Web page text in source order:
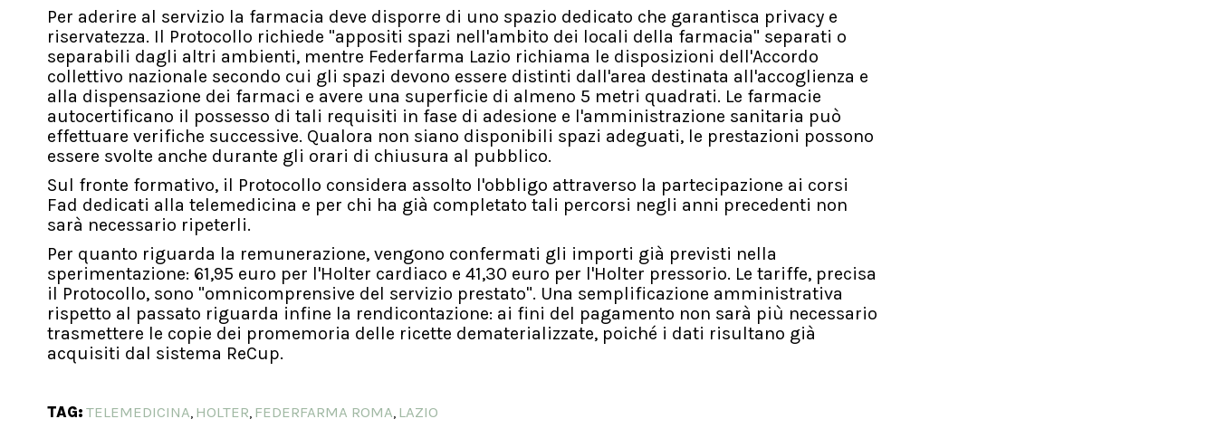
Per aderire al servizio la farmacia deve disporre di uno spazio dedicato che garantisca privacy e
riservatezza. Il Protocollo richiede "appositi spazi nell'ambito dei locali della farmacia" separati o
separabili dagli altri ambienti, mentre Federfarma Lazio richiama le disposizioni dell'Accordo
collettivo nazionale secondo cui gli spazi devono essere distinti dall'area destinata all'accoglienza e
alla dispensazione dei farmaci e avere una superficie di almeno 5 metri quadrati. Le farmacie
autocertificano il possesso di tali requisiti in fase di adesione e l'amministrazione sanitaria può
effettuare verifiche successive. Qualora non siano disponibili spazi adeguati, le prestazioni possono
essere svolte anche durante gli orari di chiusura al pubblico.
Sul fronte formativo, il Protocollo considera assolto l'obbligo attraverso la partecipazione ai corsi
Fad dedicati alla telemedicina e per chi ha già completato tali percorsi negli anni precedenti non
sarà necessario ripeterli.
Per quanto riguarda la remunerazione, vengono confermati gli importi già previsti nella
sperimentazione: 61,95 euro per l'Holter cardiaco e 41,30 euro per l'Holter pressorio. Le tariffe, precisa
il Protocollo, sono "omnicomprensive del servizio prestato". Una semplificazione amministrativa
rispetto al passato riguarda infine la rendicontazione: ai fini del pagamento non sarà più necessario
trasmettere le copie dei promemoria delle ricette dematerializzate, poiché i dati risultano già
acquisiti dal sistema ReCup.
TAG: TELEMEDICINA, HOLTER, FEDERFARMA ROMA, LAZIO